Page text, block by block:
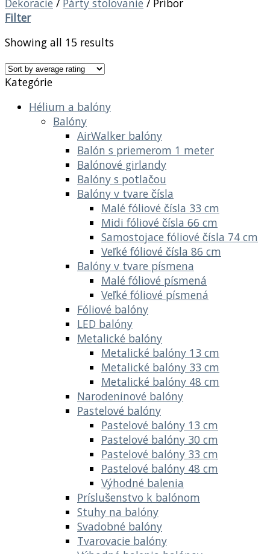
Filter
Showing all 15 results
Kategórie
Hélium a balóny
Balóny
AirWalker balóny
Balón s priemerom 1 meter
Balónové girlandy
Balóny s potlačou
Balóny v tvare čísla
Malé fóliové čísla 33 cm
Midi fóliové čísla 66 cm
Samostojace fóliové čísla 74 cm
Veľké fóliové čísla 86 cm
Balóny v tvare písmena
Malé fóliové písmená
Veľké fóliové písmená
Fóliové balóny
LED balóny
Metalické balóny
Metalické balóny 13 cm
Metalické balóny 33 cm
Metalické balóny 48 cm
Narodeninové balóny
Pastelové balóny
Pastelové balóny 13 cm
Pastelové balóny 30 cm
Pastelové balóny 33 cm
Pastelové balóny 48 cm
Výhodné balenia
Príslušenstvo k balónom
Stuhy na balóny
Svadobné balóny
Tvarovacie balóny